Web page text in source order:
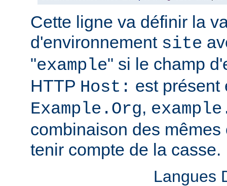
Cette ligne va définir la
d'environnement site
"example" si le champ
HTTP Host: est présent
Example.Org,
combinaison des
tenir compte de la casse.
Langues